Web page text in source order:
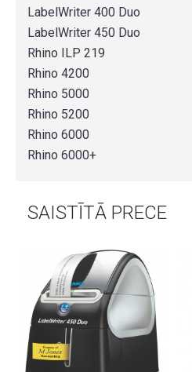
LabelWriter 400 Duo
LabelWriter 450 Duo
Rhino ILP 219
Rhino 4200
Rhino 5000
Rhino 5200
Rhino 6000
Rhino 6000+
SAISTĪTĀ PRECE